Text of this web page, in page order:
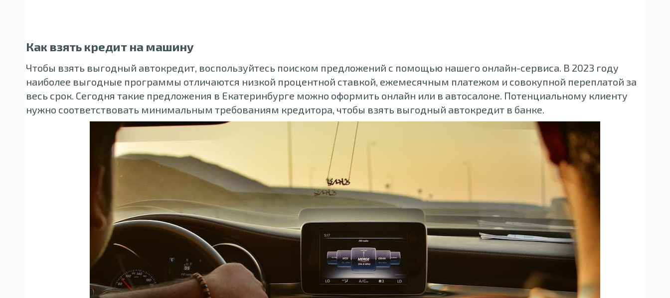
Как взять кредит на машину
Чтобы взять выгодный автокредит, воспользуйтесь поиском предложений с помощью нашего онлайн-сервиса. В 2023 году
наиболее выгодные программы отличаются низкой процентной ставкой, ежемесячным платежом и совокупной переплатой за
весь срок. Сегодня такие предложения в Екатеринбурге можно оформить онлайн или в автосалоне. Потенциальному клиенту
нужно соответствовать минимальным требованиям кредитора, чтобы взять выгодный автокредит в банке.